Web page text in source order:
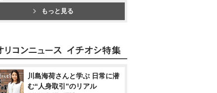
もっと見る
川島海荷さんと学ぶ 日常に潜
む“人身取引”のリアル